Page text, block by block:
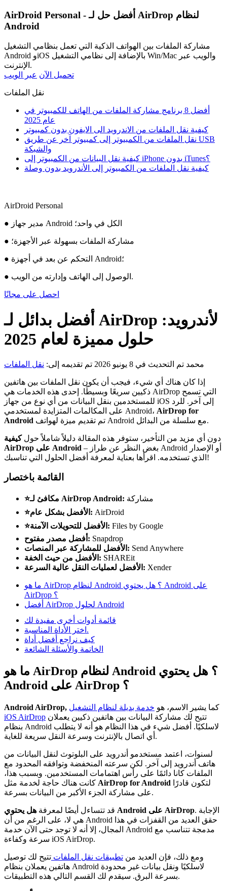
AirDroid Personal - أفضل حل لـ AirDrop لنظام
Android
مشاركة الملفات بين الهواتف الذكية التي تعمل بنظامي التشغيل
Android وiOS بالإضافة إلى نظامي التشغيل Win/Mac والويب عبر
الإنترنت.
تحميل الآن عبر الويب
نقل الملفات
أفضل 8 برنامج مشاركة الملفات من الهاتف للكمبيوتر في
عام 2025
كيفية نقل الملفات من الاندرويد الى الايفون بدون كمبيوتر
نقل الملفات من الكمبيوتر إلى كمبيوتر آخر عن طريق USB
والشبكة
كيفية نقل البيانات من الكمبيوتر إلى iPhone بدون iTunes؟
كيفية نقل الملفات من الكمبيوتر إلى الأندرويد بدون وصلة
AirDroid Personal
● مدير جهاز Android الكل في واحد؛
● مشاركة الملفات بسهولة عبر الأجهزة؛
● التحكم عن بعد في أجهزة Android؛
● الوصول إلى الهاتف وإدارته من الويب.
احصل على مجانًا
أفضل بدائل لـ AirDrop لأندرويد:
حلول مميزة لعام 2025
محمد تم التحديث في 8 يونيو 2026 تم تقديمه إلى: نقل الملفات
إذا كان هناك أي شيء، فيجب أن يكون نقل الملفات بين هاتفين
ذكيين سريعًا وبسيطًا. إحدى هذه الخدمات هي AirDrop التي تسمح
للمستخدمين بنقل البيانات من أي نوع من جهاز iOS إلى آخر. للرد
على المكالمات المتزايدة لمستخدمي Android، AirDrop for
Android
تم تقديم ميزة لهواتف Android مع سلسلة من البدائل.
دون أي مزيد من التأخير، ستوفر هذه المقالة دليلاً شاملاً حولكيفية
AirDrop على Android – بغض النظر عن طراز Android أو الإصدار
الذي تستخدمه. اقرأها بعناية لمعرفة أفضل الحلول التي تناسبك!
القائمة باختصار
⭐مكافئ لـ AirDrop Android: مشاركة
⭐الأفضل بشكل عام: AirDroid
⭐الأفضل للتحويلات الآمنة: Files by Google
أفضل مصدر مفتوح: Snapdrop
الأفضل للمشاركة عبر المنصات: Send Anywhere
الأفضل من حيث الخفة: SHAREit
الأفضل لعمليات النقل عالية السرعة: Xender
ما هو AirDrop لنظام Android ؟ هل يحتوي Android على
AirDrop ؟
أفضل AirDrop لحلول Android
قائمة أدوات أخرى مفيدة لك
اختر الأداة المناسبة.
كيف نراجع أفضل أداة
الخاتمة والأسئلة الشائعة
ما هو AirDrop لنظام Android ؟ هل يحتوي
Android على AirDrop ؟
Android AirDrop, كما يشير الاسم، هو خدمة بديلة لنظام التشغيل
iOS AirDrop
بنظام Android لاسلكيًا. أفضل شيء في هذا النظام هو أنه لا يتطلب
أي اتصال بالإنترنت وسرعة النقل سريعة للغاية.
لسنوات، اعتمد مستخدمو أندرويد على البلوتوث لنقل البيانات من
هاتف أندرويد إلى آخر. لكن سرعته المنخفضة وتوافقه المحدود مع
الملفات كانا دائمًا على رأس اهتمامات المستخدمين. وبسبب هذا،
AirDrop for Android
على مشاركة الجزء الأكبر من البيانات بسرعة.
قد تتساءل أيضًا لمعرفة هل يحتوي Android على AirDrop. الإجابة
هي لا، على الرغم من أن Android حقق العديد من القفزات في هذا
المجال، إلا أنه لا توجد حتى الآن خدمة Android مدمجة تتناسب مع
سرعة وكفاءة iOS AirDrop.
ومع ذلك، فإن العديد من تطبيقات نقل الملفات تتيح لك توصيل
هاتفين يعملان بنظام Android لاسلكيًا ونقل بيانات غير محدودة
بسرعة البرق. سيقدم لك القسم التالي هذه التطبيقات.